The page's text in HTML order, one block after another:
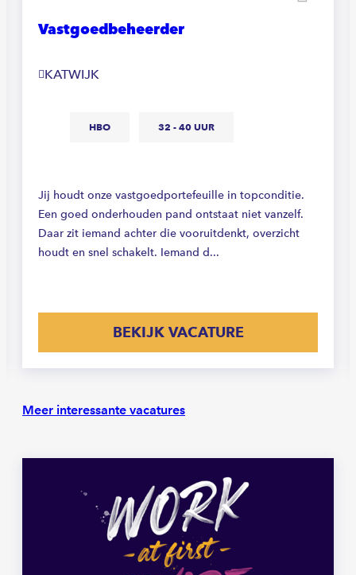
Vastgoedbeheerder
KATWIJK
HBO 32 - 40 UUR
Jij houdt onze vastgoedportefeuille in topconditie.
Een goed onderhouden pand ontstaat niet vanzelf.
Daar zit iemand achter die vooruitdenkt, overzicht
houdt en snel schakelt. Iemand d...
BEKIJK VACATURE
Meer interessante vacatures